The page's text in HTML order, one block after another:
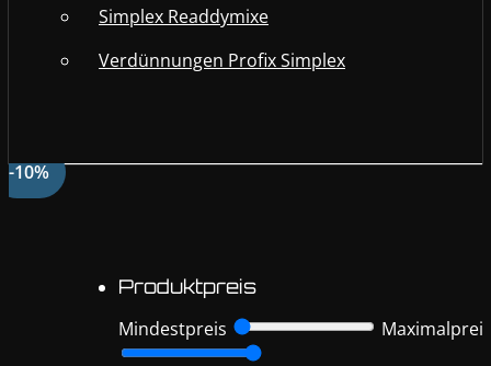
Simplex Readdymixe
Verdünnungen Profix Simplex
Produktpreis
Mindestpreis
Maximalpreis
-10%